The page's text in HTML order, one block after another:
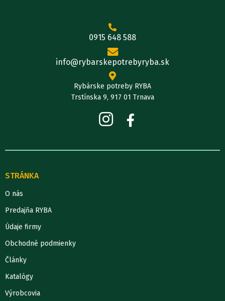
0915 648 588
info@rybarskepotrebyryba.sk
Rybárske potreby RYBA
Trstínska 9, 917 01 Trnava
STRÁNKA
O nás
Predajňa RYBA
Údaje firmy
Obchodné podmienky
Články
Katalógy
Výrobcovia